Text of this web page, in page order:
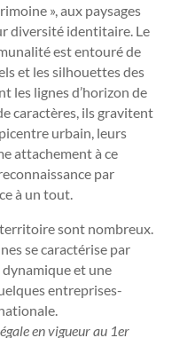
», aux paysages
diversité identitaire. Le
est entouré de
et les silhouettes des
les lignes d’horizon de
caractères, ils gravitent
urbain, leurs
attachement à ce
par
à un tout.
sont nombreux.
se caractérise par
et une
entreprises-
en vigueur au 1er